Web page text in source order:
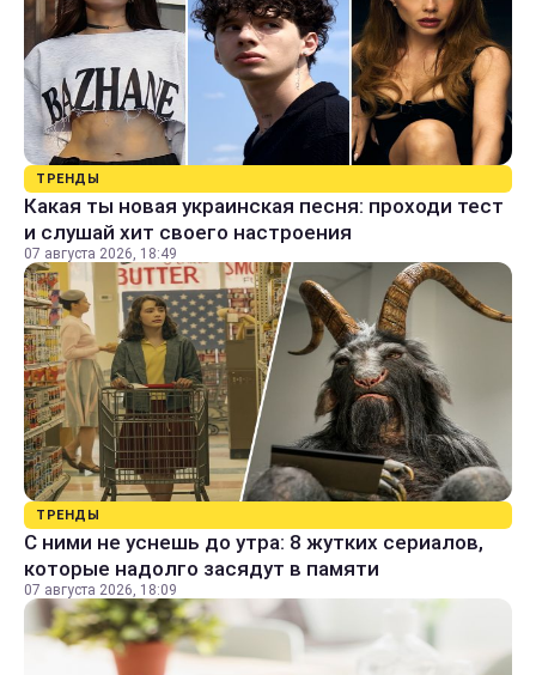
ТРЕНДЫ
Какая ты новая украинская песня: проходи тест
и слушай хит своего настроения
07 августа 2026, 18:49
ТРЕНДЫ
С ними не уснешь до утра: 8 жутких сериалов,
которые надолго засядут в памяти
07 августа 2026, 18:09